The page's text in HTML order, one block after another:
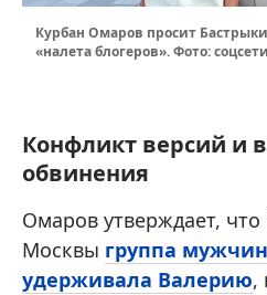
Курбан Омаров просит
«налета блогеров». Фото: соцсети
Конфликт версий и
обвинения
Омаров утверждает, что
Москвы группа
удерживала Валерию,